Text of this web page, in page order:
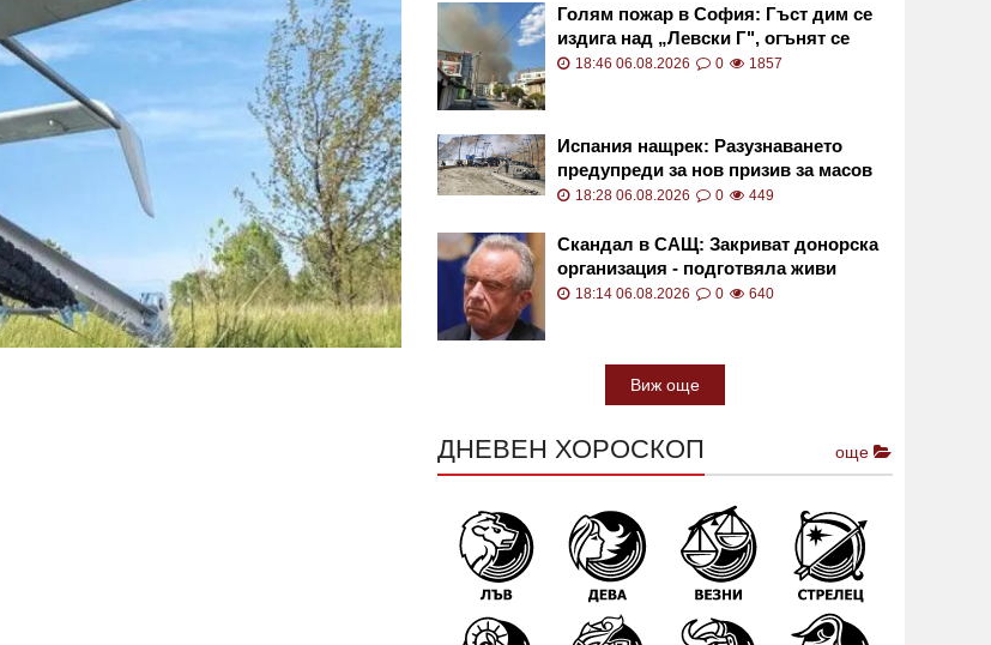
Голям пожар в София: Гъст дим се
издига над „Левски Г", огънят се
разгоря отново СНИМКИ
18:46 06.08.2026 0 1857
Испания нащрек: Разузнаването
предупреди за нов призив за масов
щурм на Сеута
18:28 06.08.2026 0 449
Скандал в САЩ: Закриват донорска
организация - подготвяла живи
пациенти за вземане на органи
18:14 06.08.2026 0 640
Виж още
ДНЕВЕН ХОРОСКОП още